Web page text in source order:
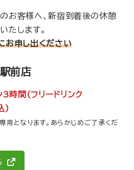
お客様へ、新宿到着後の休憩
たします。
お申し出ください
駅前店
3時間(フリードリンク
)
用となります。あらかじめご了承くだ